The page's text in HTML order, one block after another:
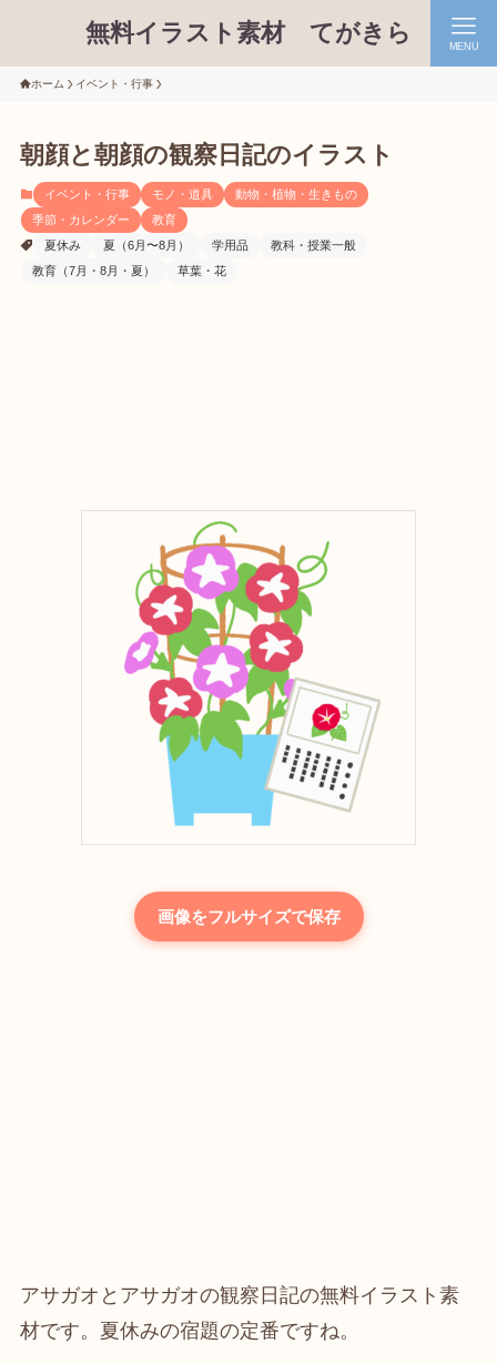
無料イラスト素材 てがきら MENU
ホーム イベント・行事
朝顔と朝顔の観察日記のイラスト
イベント・行事 モノ・道具
動物・植物・生きもの
季節・カレンダー
教育
夏休み
夏（6月〜8月） 学用品
教科・授業一般
教育（7月・8月・夏）
草葉・花
画像をフルサイズで保存
アサガオとアサガオの観察日記の無料イラスト素
材です。夏休みの宿題の定番ですね。